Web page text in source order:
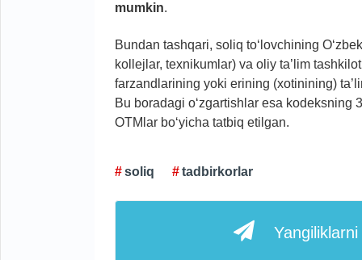
mumkin.
Bundan tashqari, soliq to‘lovchining
kollejlar, texnikumlar) va oliy ta’lim
farzandlarining yoki erining (xotinining)
Bu boradagi o‘zgartishlar esa kodeksning
OTMlar bo‘yicha tatbiq etilgan.
soliq tadbirkorlar
Yangiliklarni